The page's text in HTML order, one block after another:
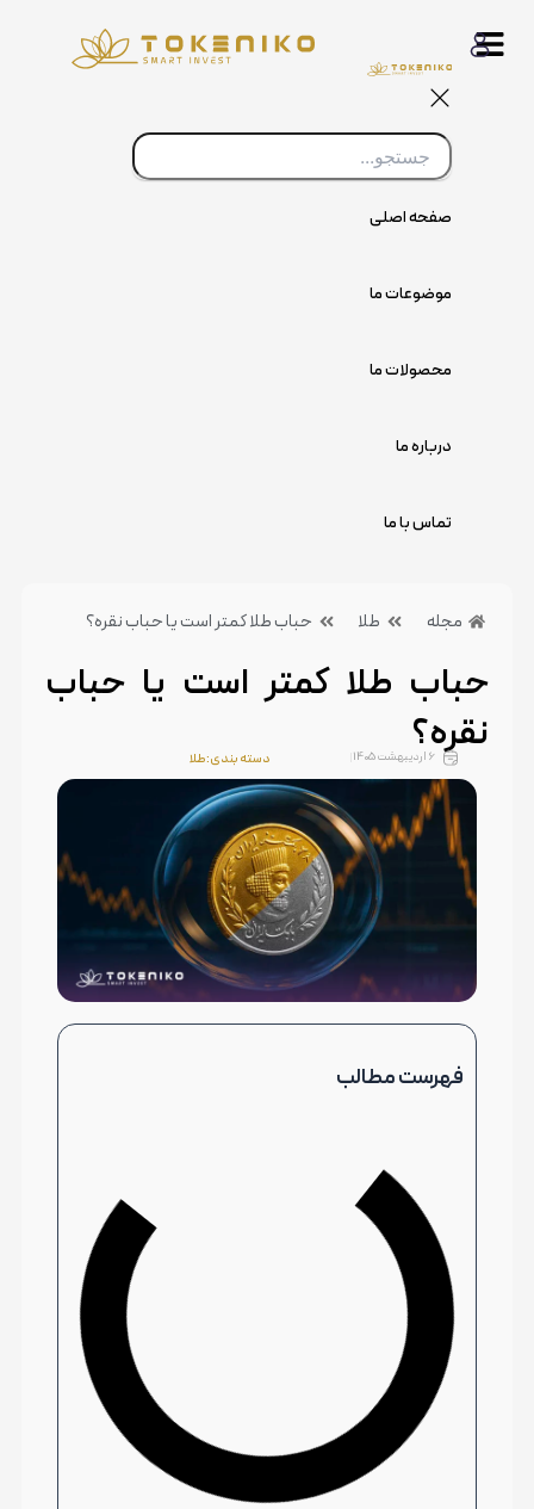
صفحه اصلی
موضوعات ما
محصولات ما
درباره ما
تماس با ما
مجله طلا حباب طلا کمتر است یا حباب نقره؟
حباب طلا کمتر است یا حباب
نقره؟
6 اردیبهشت 1405
بدون دیدگاه
دسته بندی:طلا
فهرست مطالب